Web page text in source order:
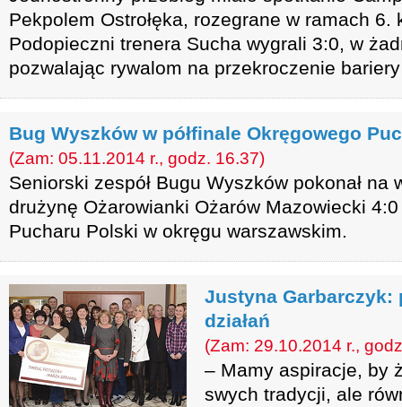
Pekpolem Ostrołęka, rozegrane w ramach
Podopieczni trenera Sucha wygrali 3:0, w
pozwalając rywalom na przekroczenie
Bug Wyszków w półfinale Okręgowego
(Zam: 05.11.2014 r., godz. 16.37)
Seniorski zespół Bugu Wyszków pokonał na
drużynę Ożarowianki Ożarów Mazowiecki 4:0
Pucharu Polski w okręgu warszawskim.
Justyna Garbarczyk:
działań
(Zam: 29.10.2014 r.,
– Mamy aspiracje, by
swych tradycji, ale